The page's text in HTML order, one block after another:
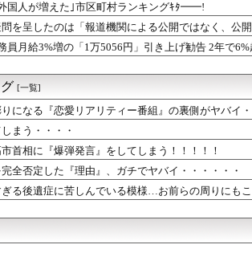
離戦術核」を検討！
のに防弾ガラスと防弾バッグSP...
反
・・・・・
令「米国籍取得を目的とした中国人...
おー
て！」 → 企業「個人情報は控え...
政
石にキモすぎて炎上
る若者と同じ傾向がある」
ニュ
でお気に入りの配信者が負けて嫌...
オ
による「正義連の名誉毀損」認める
か
清掃中に転落し男性死亡、伏見...
現地・中国勢に対抗
│
を停止できない理由 [8/7]
国
について「玉城デニー知事の責任で...
もえ
に半年以上給料未払いした挙句高飛...
日
しまう！！！！！！
旅行客、だが代替旅行先が日本ほど...
国人が増えた｣市区町村ランキングｷﾀ━━!
を呈したのは「報道機関による公開ではなく、公
員月給3%増の「1万5056円」引き上げ勧告 2年で6%
[一覧]
になる『恋愛リアリティー番組』の裏側がヤバイ・
まう・・・・
首相に『爆弾発言』をしてしまう！！！！！
全否定した『理由』、ガチでヤバイ・・・・・・
ぎる後遺症に苦しんでいる模様…お前らの周りにも